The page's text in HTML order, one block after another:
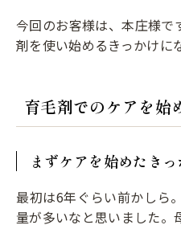
今回のお客様は、本庄様で
剤を使い始めるきっかけに
育毛剤でのケアを始
まずケアを始めたき
最初は6年ぐらい前かしら
量が多いなと思いました。